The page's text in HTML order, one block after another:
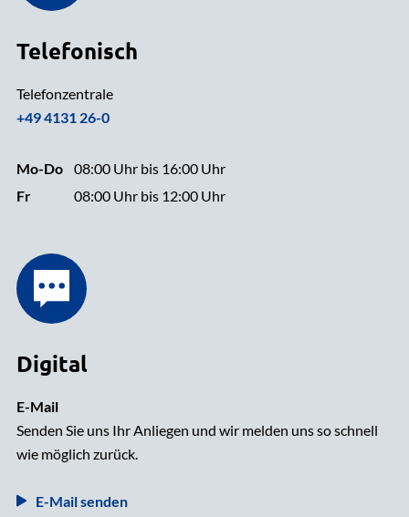
Telefonisch
Telefonzentrale
+49 4131 26-0
Mo-Do
Fr
08:00 Uhr bis 16:00 Uhr
08:00 Uhr bis 12:00 Uhr
Digital
E-Mail
Senden Sie uns Ihr Anliegen und wir melden uns so schnell
wie möglich zurück.
E-Mail senden